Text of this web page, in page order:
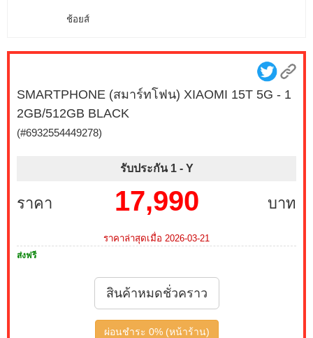
ช้อยส์
SMARTPHONE (สมาร์ทโฟน) XIAOMI 15T 5G - 1
2GB/512GB BLACK
(#6932554449278)
รับประกัน 1 - Y
ราคา บาท
17,990
ราคาล่าสุดเมื่อ 2026-03-21
ส่งฟรี
สินค้าหมดชั่วคราว
ผ่อนชำระ 0% (หน้าร้าน)